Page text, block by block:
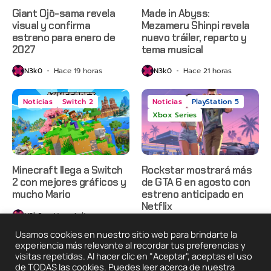
Giant Ojō-sama revela
visual y confirma
estreno para enero de
2027
N3k0 Hace 19 horas
Made in Abyss:
Mezameru Shinpi revela
nuevo tráiler, reparto y
tema musical
N3k0 Hace 21 horas
Noticias Switch 2
Minecraft llega a Switch
2 con mejores gráficos y
mucho Mario
N3k0 Hace 1 día
Noticias
PlayStation 5
Xbox Series
Rockstar mostrará más
de GTA 6 en agosto con
estreno anticipado en
Netflix
Usamos cookies en nuestro sitio web para brindarte la
experiencia más relevante al recordar tus preferencias y
visitas repetidas. Al hacer clic en "Aceptar", aceptas el uso
de TODAS las cookies. Puedes leer acerca de nuestra